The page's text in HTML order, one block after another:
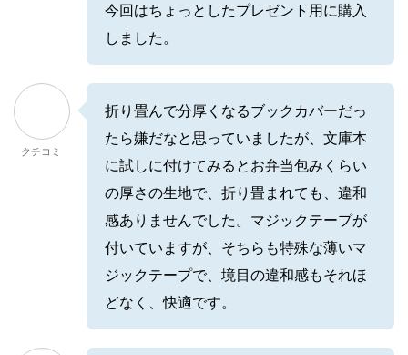
今回はちょっとしたプレゼント用に購入
しました。
クチコミ
折り畳んで分厚くなるブックカバーだっ
たら嫌だなと思っていましたが、文庫本
に試しに付けてみるとお弁当包みくらい
の厚さの生地で、折り畳まれても、違和
感ありませんでした。マジックテープが
付いていますが、そちらも特殊な薄いマ
ジックテープで、境目の違和感もそれほ
どなく、快適です。